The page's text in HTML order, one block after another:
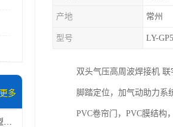
更多
源头联宇净水滤芯热压成型机器 超声波大功率封边机
产地 常州
型号 LY-
双头气压高周波焊接机
脚踏定位，加气动助力系
PVC卷帘门，PVC膜结构